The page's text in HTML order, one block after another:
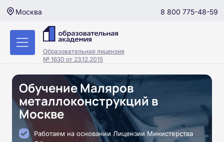
Москва 8 800 775-48-59
Образовательная лицензия
№ 1630 от 23.12.2015
Обучение Маляров
металлоконструкций в
Москве
Работаем на основании Лицензии Министерства